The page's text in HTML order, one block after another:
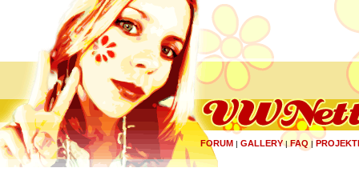
FORUM | GALLERY|FAQ |